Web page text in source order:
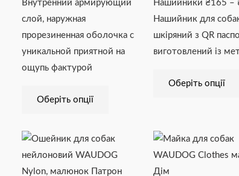
Внутренний армирующий
слой, наружная
прорезиненная оболочка с
уникальной приятной на
ощупь фактурой
Оберіть опції
Нашийники ₴165 –
Нашийник для
шкіряний з QR
виготовлений із
Оберіть опції
Діапазон
Цей
товар
має